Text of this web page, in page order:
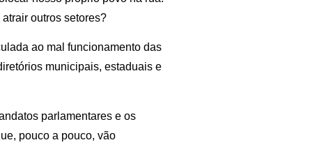
outros setores?
ao mal funcionamento das
municipais, estaduais e
parlamentares e os
pouco a pouco, vão